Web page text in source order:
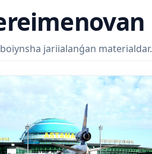
jariialanǵan materialdar.